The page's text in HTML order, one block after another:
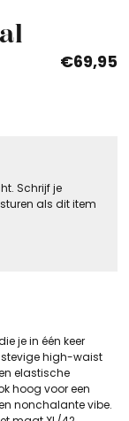
€69,95
Schrijf je
als dit item
je in één keer
stevige high-waist
elastische
hoog voor een
nonchalante vibe.